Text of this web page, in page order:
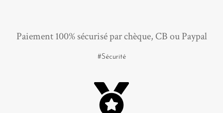
Paiement 100% sécurisé par chèque, CB ou Paypal
#Sécurité